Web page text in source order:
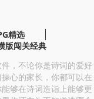
精选
版闯关经典
，不论你是诗词的爱好
心的家长，你都可以在
够在诗词造诣上能够更